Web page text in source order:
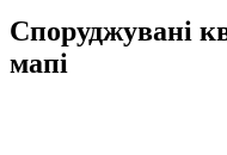
Споруджувані
мапі